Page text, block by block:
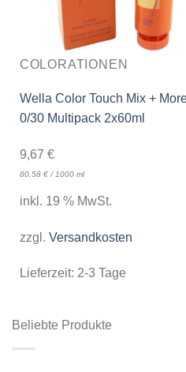
COLORATIONEN
Wella Color Touch Mix +
0/30 Multipack 2x60ml
9,67 €
80,58 €/ 1000 ml
inkl. 19 % MwSt.
zzgl. Versandkosten
Lieferzeit: 2-3 Tage
Beliebte Produkte